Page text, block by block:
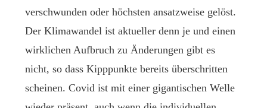
verschwunden oder höchsten ansatzweise gelöst.
Der Klimawandel ist aktueller denn je und einen
wirklichen Aufbruch zu Änderungen gibt es
nicht, so dass Kipppunkte bereits überschritten
scheinen. Covid ist mit einer gigantischen Welle